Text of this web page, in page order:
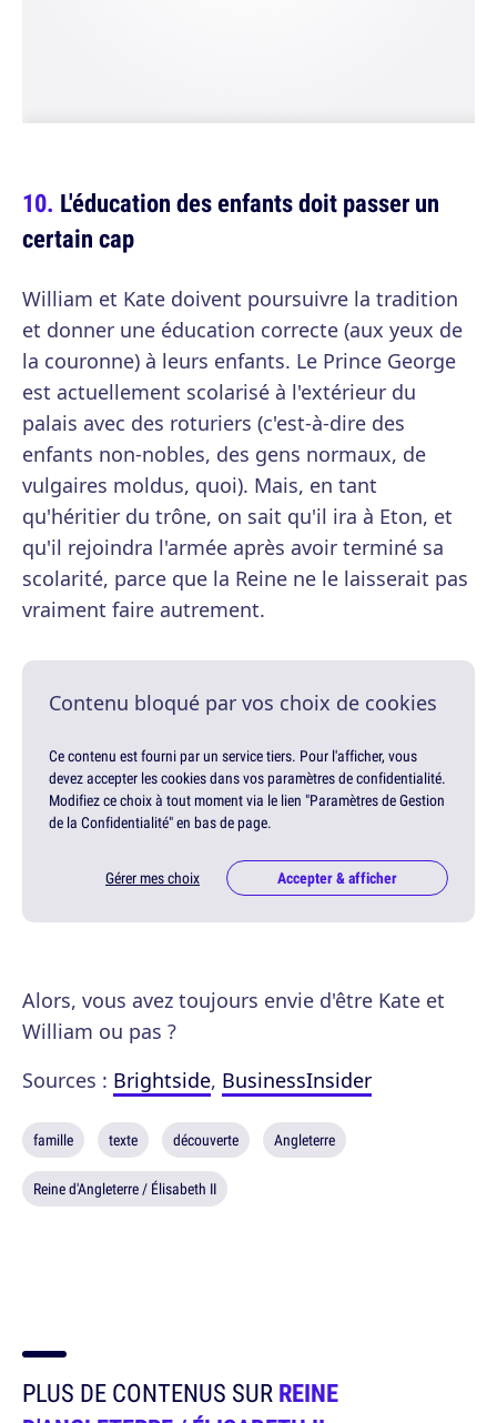
L'éducation des enfants doit passer un
certain cap
William et Kate doivent poursuivre la tradition
et donner une éducation correcte (aux yeux de
la couronne) à leurs enfants. Le Prince George
est actuellement scolarisé à l'extérieur du
palais avec des roturiers (c'est-à-dire des
enfants non-nobles, des gens normaux, de
vulgaires moldus, quoi). Mais, en tant
qu'héritier du trône, on sait qu'il ira à Eton, et
qu'il rejoindra l'armée après avoir terminé sa
scolarité, parce que la Reine ne le laisserait pas
vraiment faire autrement.
Contenu bloqué par vos choix de cookies
Ce contenu est fourni par un service tiers. Pour l'afficher, vous
devez accepter les cookies dans vos paramètres de confidentialité.
Modifiez ce choix à tout moment via le lien "Paramètres de Gestion
de la Confidentialité" en bas de page.
Gérer mes choix Accepter & afficher
Alors, vous avez toujours envie d'être Kate et
William ou pas ?
Sources : Brightside, BusinessInsider
famille texte découverte Angleterre
Reine d'Angleterre / Élisabeth II
PLUS DE CONTENUS SURREINE